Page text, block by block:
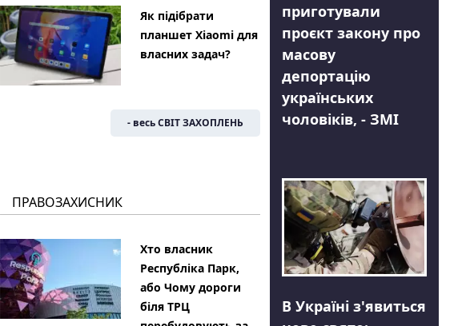
Як підібрати
планшет Xiaomi для
власних задач?
- весь СВІТ ЗАХОПЛЕНЬ
ПРАВОЗАХИСНИК
Хто власник
Республіка Парк,
або Чому дороги
біля ТРЦ
приготували
проєкт закону про
масову
депортацію
українських
чоловіків, - ЗМІ
В Україні з'явиться